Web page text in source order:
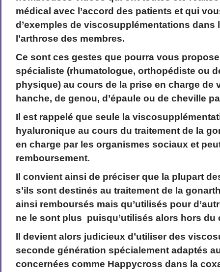
médical avec l’accord des patients et qui
d’exemples de viscosupplémentations dans
l’arthrose des membres.
Ce sont ces gestes que pourra vous
spécialiste (rhumatologue, orthopédiste ou
physique) au cours de la prise en charge de
hanche, de genou, d’épaule ou de cheville
Il est rappelé que seule la
hyaluronique au cours du traitement de la
en charge par les organismes sociaux et
remboursement.
Il convient ainsi de préciser que la plupart
s’ils sont destinés au traitement de la
ainsi remboursés mais qu’utilisés pour
ne le sont plus puisqu’utilisés alors hors du
Il devient alors judicieux d’utiliser des
seconde génération spécialement adaptés
concernées comme Happycross dans la